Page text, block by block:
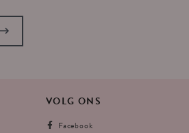
VOLG ONS
Facebook